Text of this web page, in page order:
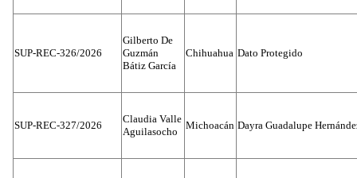
SUP-REC-326/2026
Gilberto De
Guzmán
Bátiz García
Chihuahua Dato Protegido
SUP-REC-327/2026
Claudia Valle
Aguilasocho
Michoacán Dayra Guadalupe